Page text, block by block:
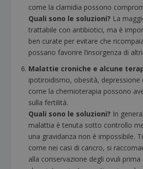
come la clamidia possono
Quali sono le soluzioni? La
trattabile con antibiotici, ma è
ben curate per evitare che
possano favorire l’insorgenza di
Malattie croniche e alcune
ipotiroidismo, obesità,
come la chemioterapia possono
sulla fertilità.
Quali sono le soluzioni? In
malattia è tenuta sotto controllo
una gravidanza non è impossibile.
come nei casi di cancro, si
alla conservazione degli ovuli prima